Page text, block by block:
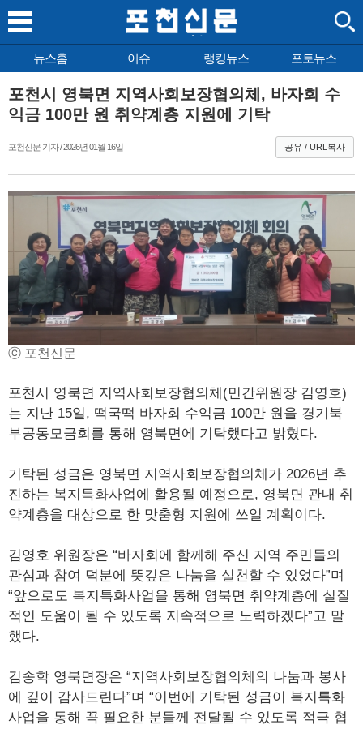
뉴스홈 이슈 랭킹뉴스 포토뉴스
포천시 영북면 지역사회보장협의체, 바자회 수
익금 100만 원 취약계층 지원에 기탁
포천신문 기자 / 2026년 01월 16일 공유 / URL복사
ⓒ 포천신문
포천시 영북면 지역사회보장협의체(민간위원장 김영호)
는 지난 15일, 떡국떡 바자회 수익금 100만 원을 경기북
부공동모금회를 통해 영북면에 기탁했다고 밝혔다.
기탁된 성금은 영북면 지역사회보장협의체가 2026년 추
진하는 복지특화사업에 활용될 예정으로, 영북면 관내 취
약계층을 대상으로 한 맞춤형 지원에 쓰일 계획이다.
김영호 위원장은 “바자회에 함께해 주신 지역 주민들의
관심과 참여 덕분에 뜻깊은 나눔을 실천할 수 있었다”며
“앞으로도 복지특화사업을 통해 영북면 취약계층에 실질
적인 도움이 될 수 있도록 지속적으로 노력하겠다”고 말
했다.
김송학 영북면장은 “지역사회보장협의체의 나눔과 봉사
에 깊이 감사드린다”며 “이번에 기탁된 성금이 복지특화
사업을 통해 꼭 필요한 분들께 전달될 수 있도록 적극 협